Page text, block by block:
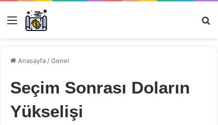
Menü
Anasayfa /Genel
Seçim Sonrası Doların
Yükselişi